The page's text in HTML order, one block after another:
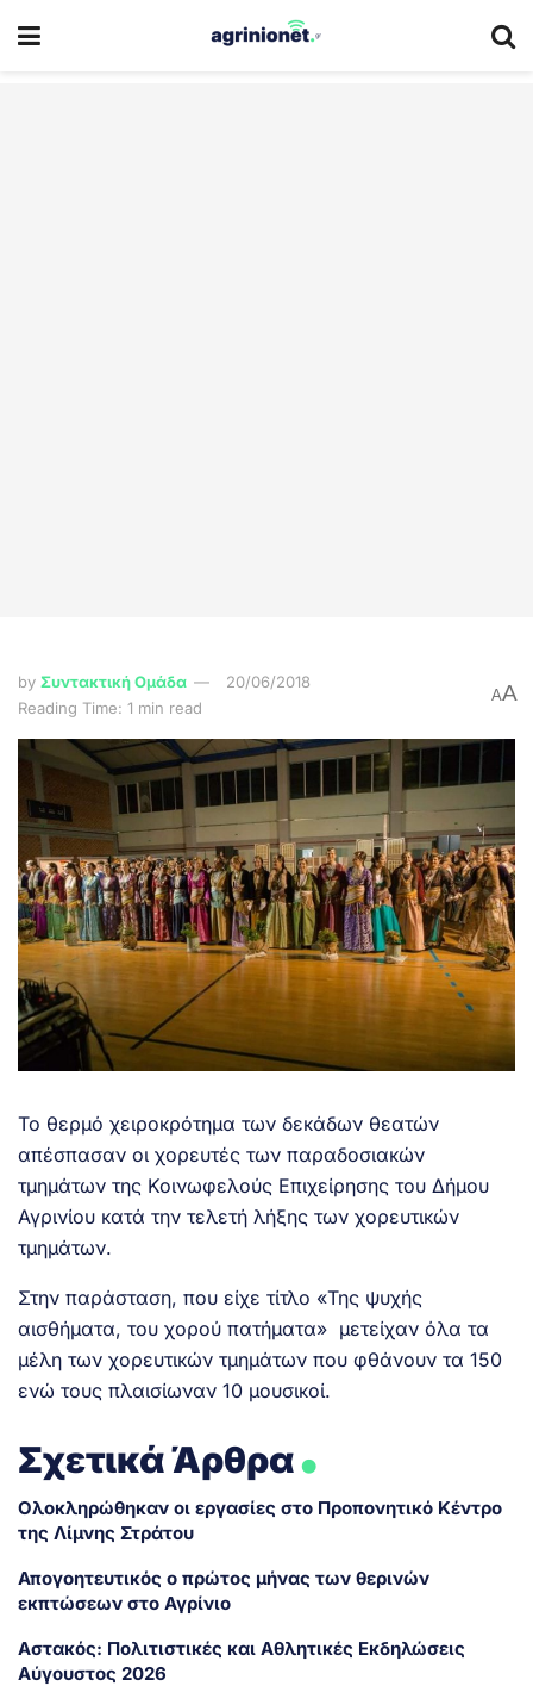
by Συντακτική Ομάδα
20/06/2018
Reading Time: 1 min read
AA
Το θερμό χειροκρότημα των δεκάδων θεατών
απέσπασαν οι χορευτές των παραδοσιακών
τμημάτων της Κοινωφελούς Επιχείρησης του Δήμου
Αγρινίου κατά την τελετή λήξης των χορευτικών
τμημάτων.
Στην παράσταση, που είχε τίτλο «Της ψυχής
αισθήματα, του χορού πατήματα» μετείχαν όλα τα
μέλη των χορευτικών τμημάτων που φθάνουν τα 150
ενώ τους πλαισίωναν 10 μουσικοί.
Σχετικά Άρθρα.
Ολοκληρώθηκαν οι εργασίες στο Προπονητικό Κέντρο
της Λίμνης Στράτου
Απογοητευτικός ο πρώτος μήνας των θερινών
εκπτώσεων στο Αγρίνιο
Αστακός: Πολιτιστικές και Αθλητικές Εκδηλώσεις
Αύγουστος 2026